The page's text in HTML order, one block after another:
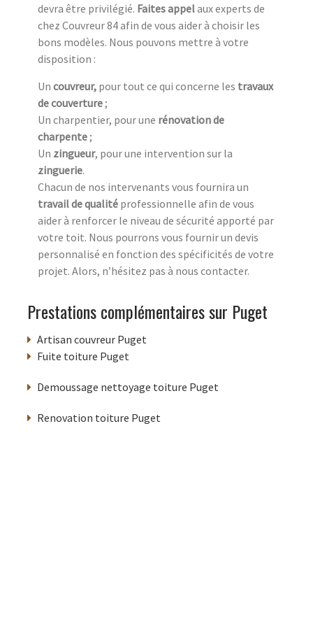
devra être privilégié. Faites appelaux experts de
chez Couvreur 84 afin de vous aider à choisir les
bons modèles. Nous pouvons mettre à votre
disposition :
Un couvreur, pour tout ce qui concerne les travaux
de couverture ;
Un charpentier, pour une rénovation de
charpente ;
Un zingueur, pour une intervention sur la
zinguerie.
Chacun de nos intervenants vous fournira un
travail de qualité professionnelle afin de vous
aider à renforcer le niveau de sécurité apporté par
votre toit. Nous pourrons vous fournir un devis
personnalisé en fonction des spécificités de votre
projet. Alors, n’hésitez pas à nous contacter.
Prestations complémentaires sur Puget
Artisan couvreur Puget
Fuite toiture Puget
Demoussage nettoyage toiture Puget
Renovation toiture Puget